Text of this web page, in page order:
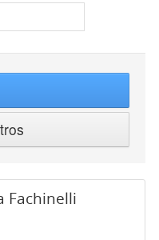
Fachinelli